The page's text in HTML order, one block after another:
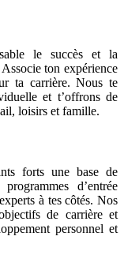
le succès et la
ton expérience
ta carrière. Nous te
et t’offrons de
loisirs et famille.
forts une base de
d’entrée
à tes côtés. Nos
de carrière et
personnel et